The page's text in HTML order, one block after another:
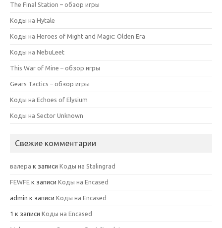
The Final Station – обзор игры
Коды на Hytale
Коды на Heroes of Might and Magic: Olden Era
Коды на NebuLeet
This War of Mine – обзор игры
Gears Tactics – обзор игры
Коды на Echoes of Elysium
Коды на Sector Unknown
Свежие комментарии
валера к записи Коды на Stalingrad
FEWFE к записи Коды на Encased
admin к записи Коды на Encased
1 к записи Коды на Encased